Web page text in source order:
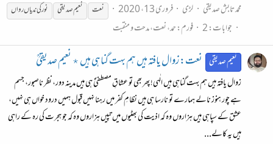
محمد تابش صدیقی
لڑی فروری 13، 2020 نعت نعیم صدیقی نورکیندیاںرواں
جوابات: 2 فورم:حمد، نعت، مدحت و منقبت
نعیم صدیقی نعت: زوال یافتہ ہیں ہم بہت گناہی ہیں ٭ نعیم صدیقیؒ
زوال یافتہ ہیں ہم بہت گناہی ہیں الٰہی! پھر بھی تو عشاقِ مصطفیٰؐ ہی ہیں مدینہ دور، نظر ناصبور، جسم
ہے چور ہنوز نالے ہمارے تو نارسا ہی ہیں نظامِ کفر میں رہنا نہیں قبول ہمیں درود خواں ہی نہیں،
عشق کے سپاہی ہیں ہزاروں وہ کہ اذیت کی بھٹیوں میں تپیں ہزاروں وہ کہ جو ہجرت کی رہ کے راہی
ہیں یہ کالے...